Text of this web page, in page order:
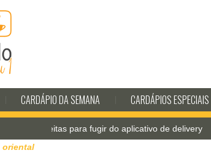
CARDÁPIO DA SEMANA CARDÁPIOS ESPECIAIS
fugir do aplicativo de delivery
oriental